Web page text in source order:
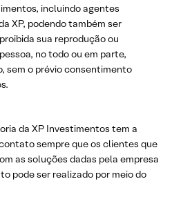
incluindo agentes
XP, podendo também ser
sua reprodução ou
no todo ou em parte,
sem o prévio consentimento
da XP Investimentos tem a
sempre que os clientes que
as soluções dadas pela empresa
pode ser realizado por meio do